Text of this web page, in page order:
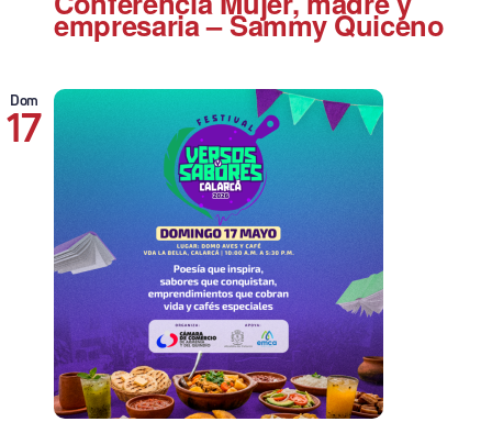
empresaria – Sammy Quiceno
Dom
17